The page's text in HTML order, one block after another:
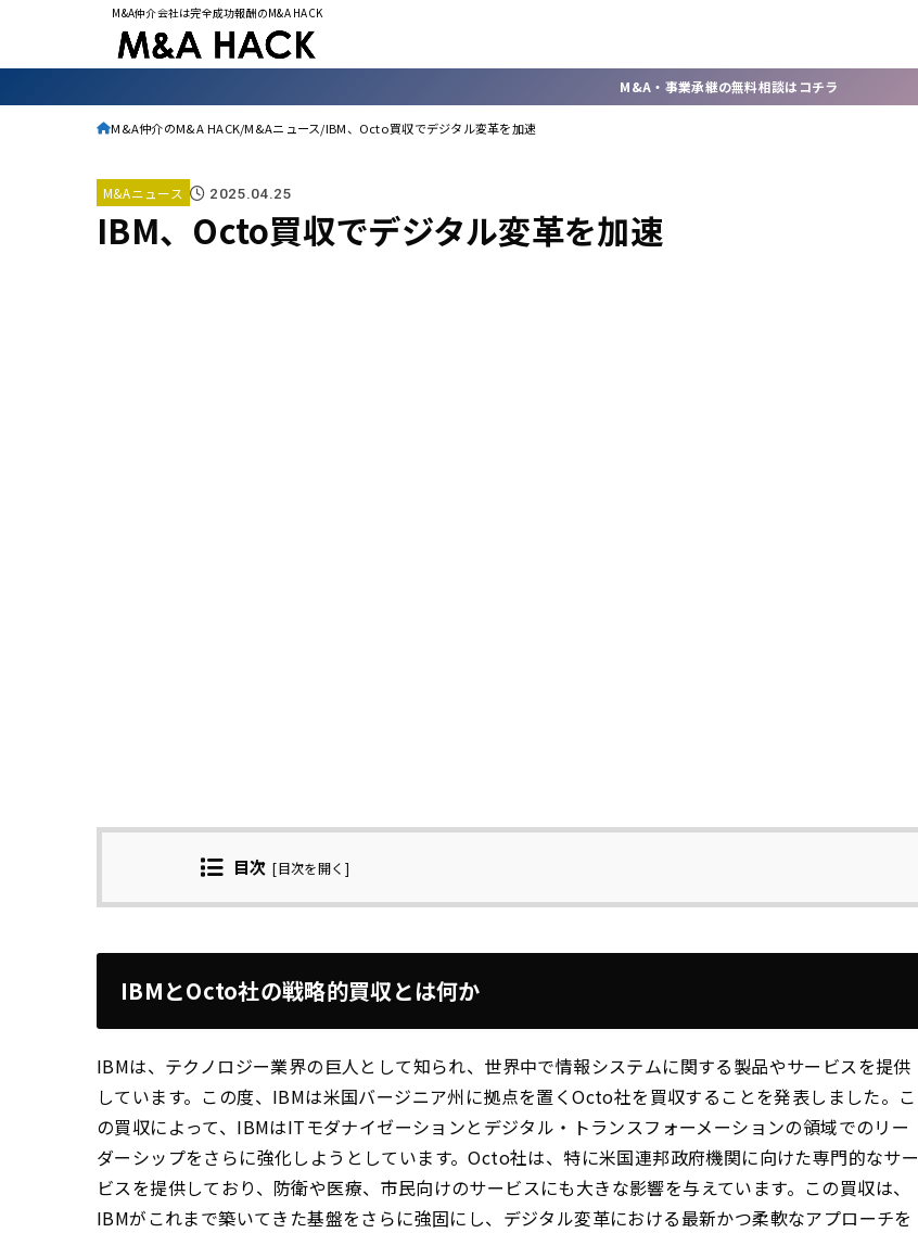
M&A仲介会社は完全成功報酬のM&A HACK
M&A・事業承継の無料相談はコチラ
M&A仲介のM&A HACK M&Aニュース IBM、Octo買収でデジタル変革を加速
M&Aニュース 2025.04.25
IBM、Octo買収でデジタル変革を加速
目次 [目次を開く ]
IBMとOcto社の戦略的買収とは何か
IBMは、テクノロジー業界の巨人として知られ、世界中で情報システムに関する製品やサービスを提供
しています。この度、IBMは米国バージニア州に拠点を置くOcto社を買収することを発表しました。こ
の買収によって、IBMはITモダナイゼーションとデジタル・トランスフォーメーションの領域でのリー
ダーシップをさらに強化しようとしています。Octo社は、特に米国連邦政府機関に向けた専門的なサー
ビスを提供しており、防衛や医療、市民向けのサービスにも大きな影響を与えています。この買収は、
IBMがこれまで築いてきた基盤をさらに強固にし、デジタル変革における最新かつ柔軟なアプローチを